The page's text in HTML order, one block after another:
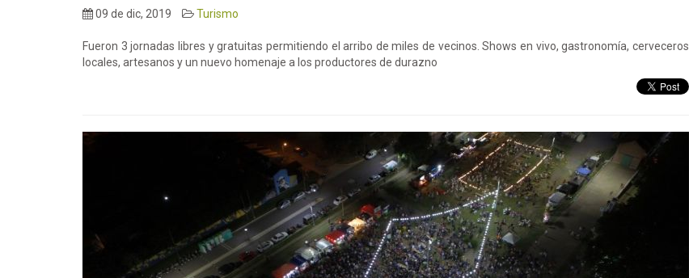
09 de dic, 2019 Turismo
Fueron 3 jornadas libres y gratuitas permitiendo el arribo de miles de vecinos. Shows en vivo, gastronomía, cerveceros
locales, artesanos y un nuevo homenaje a los productores de durazno